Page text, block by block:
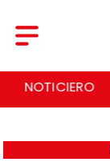
NOTICIERO